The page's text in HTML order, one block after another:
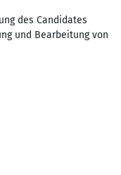
des Candidates
und Bearbeitung von